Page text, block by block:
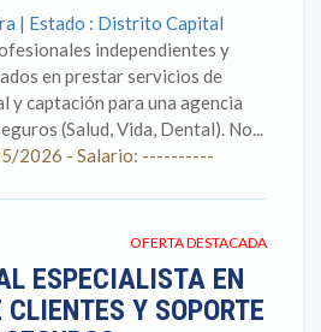
| Estado : Distrito Capital
independientes y
en prestar servicios de
y captación para una agencia
(Salud, Vida, Dental). No...
2026 - Salario: ----------
OFERTA DESTACADA
ESPECIALISTA EN
CLIENTES Y SOPORTE